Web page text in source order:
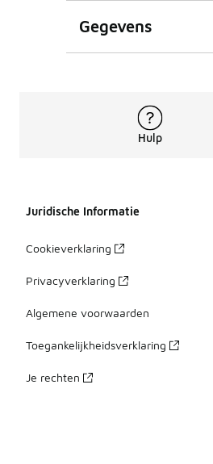
Gegevens
Hulp
Juridische Informatie
Cookieverklaring
Privacyverklaring
Algemene voorwaarden
Toegankelijkheidsverklaring
Je rechten